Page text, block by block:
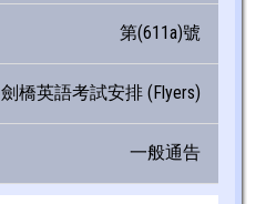
第(611a)號
橋英語考試安排 (Flyers)
一般通告